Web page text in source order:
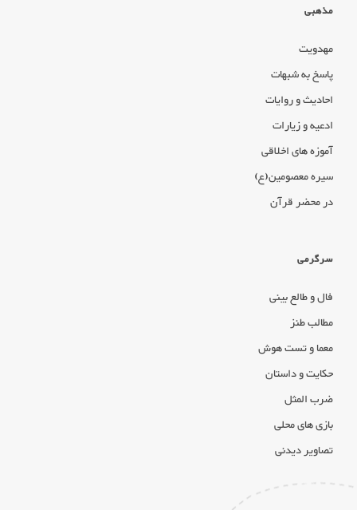
مذهبی
مهدویت
پاسخ به شبهات
احادیث و روایات
ادعیه و زیارات
آموزه های اخلاقی
سیره معصومین(ع)
در محضر قرآن
سرگرمی
فال و طالع بینی
مطالب طنز
معما و تست هوش
حکایت و داستان
ضرب المثل
بازی های محلی
تصاویر دیدنی